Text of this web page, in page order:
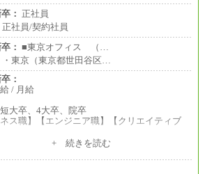
： 正社員
正社員/契約社員
： ■東京オフィス （…
・東京（東京都世田谷区…
：
/ 月給
大卒、4大卒、院卒
ネス職】【エンジニア職】【クリエイティブ
間中も給与に変更はございません 。
+ 続きを読む